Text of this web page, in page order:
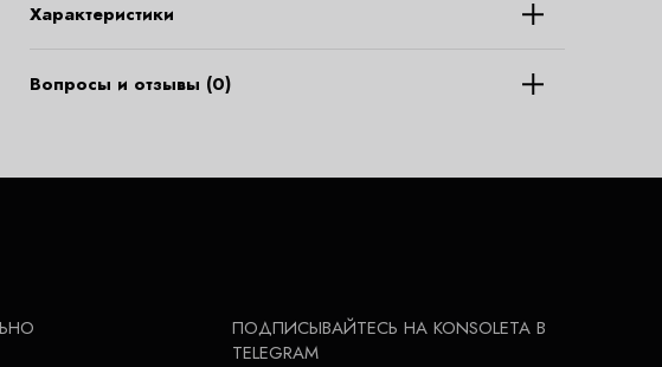
Характеристики
Вопросы и отзывы (0)
ПОДПИСЫВАЙТЕСЬ НА KONSOLETA В
TELEGRAM